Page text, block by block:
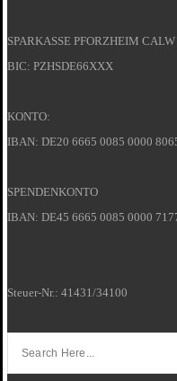
SPARKASSE PFORZHEIM CALW
BIC: PZHSDE66XXX
KONTO:
IBAN: DE20 6665 0085 0000
SPENDENKONTO
IBAN: DE45 6665 0085 0000
Steuer-Nr.: 41431/34100